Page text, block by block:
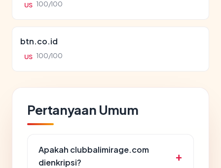
US 100/100
btn.co.id
US 100/100
Pertanyaan Umum
Apakah clubbalimirage.com
dienkripsi?